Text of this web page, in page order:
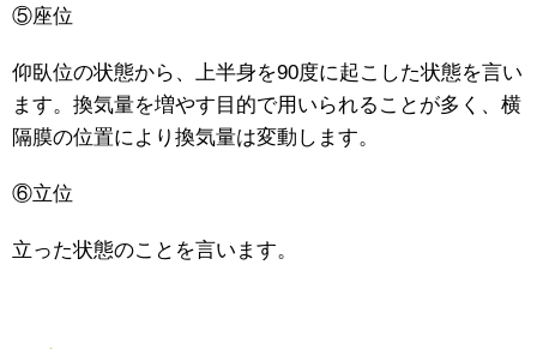
⑤座位
仰臥位の状態から、上半身を90度に起こした状態を言い
ます。換気量を増やす目的で用いられることが多く、横
隔膜の位置により換気量は変動します。
⑥立位
立った状態のことを言います。